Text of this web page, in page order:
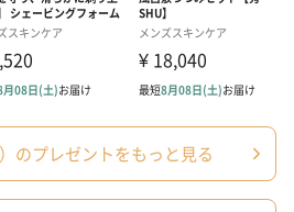
メリス葉エキス、*3ユーカリ葉エキ
ス（*1～*4全て保湿成分）
のプレゼントをもっと見る